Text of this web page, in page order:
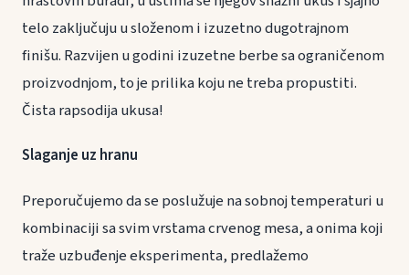
telo zaključuju u složenom i izuzetno dugotrajnom
finišu. Razvijen u godini izuzetne berbe sa ograničenom
proizvodnjom, to je prilika koju ne treba propustiti.
Čista rapsodija ukusa!
Slaganje uz hranu
Preporučujemo da se poslužuje na sobnoj temperaturi u
kombinaciji sa svim vrstama crvenog mesa, a onima koji
traže uzbuđenje eksperimenta, predlažemo